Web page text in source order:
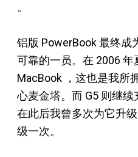
。
铝版 PowerBook 最终成
可靠的一员。在 2006
MacBook ，这也是我所
心麦金塔。而 G5 则继续
在此后我曾多次为它升
级一次。